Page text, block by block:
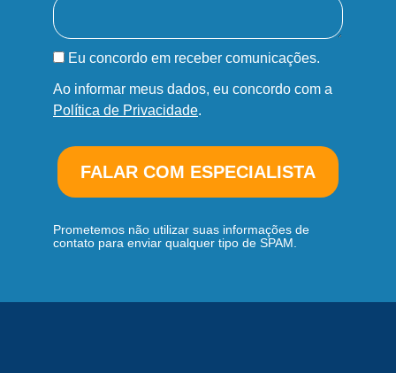
Eu concordo em receber comunicações.
Ao informar meus dados, eu concordo com a
Política de Privacidade.
FALAR COM ESPECIALISTA
Prometemos não utilizar suas informações de
contato para enviar qualquer tipo de SPAM.